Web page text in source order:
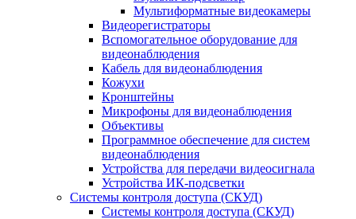
Мультиформатные видеокамеры
Видеорегистраторы
Вспомогательное оборудование для
видеонаблюдения
Кабель для видеонаблюдения
Кожухи
Кронштейны
Микрофоны для видеонаблюдения
Объективы
Программное обеспечение для систем
видеонаблюдения
Устройства для передачи видеосигнала
Устройства ИК-подсветки
Системы контроля доступа (СКУД)
Системы контроля доступа (СКУД)